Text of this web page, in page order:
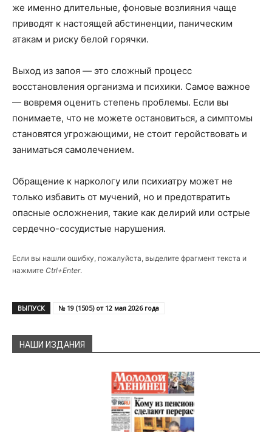
же именно длительные, фоновые возлияния чаще
приводят к настоящей абстиненции, паническим
атакам и риску белой горячки.
Выход из запоя — это сложный процесс
восстановления организма и психики. Самое важное
— вовремя оценить степень проблемы. Если вы
понимаете, что не можете остановиться, а симптомы
становятся угрожающими, не стоит геройствовать и
заниматься самолечением.
Обращение к наркологу или психиатру может не
только избавить от мучений, но и предотвратить
опасные осложнения, такие как делирий или острые
сердечно-сосудистые нарушения.
Если вы нашли ошибку, пожалуйста, выделите фрагмент текста и
нажмите Ctrl+Enter.
ВЫПУСК № 19 (1505) от 12 мая 2026 года
НАШИ ИЗДАНИЯ